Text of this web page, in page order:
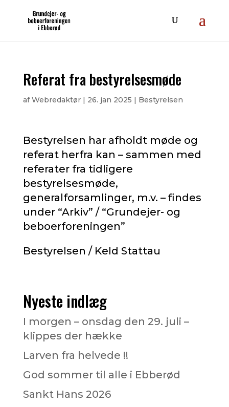
Referat fra bestyrelsesmøde
afWebredaktør| 26. jan 2025 | Bestyrelsen
Bestyrelsen har afholdt møde og
referat herfra kan – sammen med
referater fra tidligere
bestyrelsesmøde,
generalforsamlinger, m.v. – findes
under “Arkiv” / “Grundejer- og
beboerforeningen”
Bestyrelsen / Keld Stattau
Nyeste indlæg
I morgen – onsdag den 29. juli –
klippes der hække
Larven fra helvede !!
God sommer til alle i Ebberød
Sankt Hans 2026